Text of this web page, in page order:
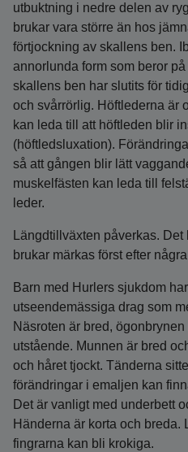
utbuktning i nedre delen av
brukar vara större än hos
förtjockning av skallens ben.
annorlunda form som beror
skallens ben har slutits för
och svårrörlig. Höftlederna är
kan leda till att höftleden blir
(höftledsluxation).
så att gången blir lätt
muskelfästen kan leda till
leder.
Längdtillväxten påverkas.
brukar märkas först efter några
Barn med Hurlers sjukdom
utseendemässiga drag som
Näsroten är bred,
utstående. Munnen är bred
och håret tjockt. Tänderna
förändringar i emaljen kan
Det är vanligt med underbett
Händerna är korta och breda.
fingrarna kan bli krokiga.